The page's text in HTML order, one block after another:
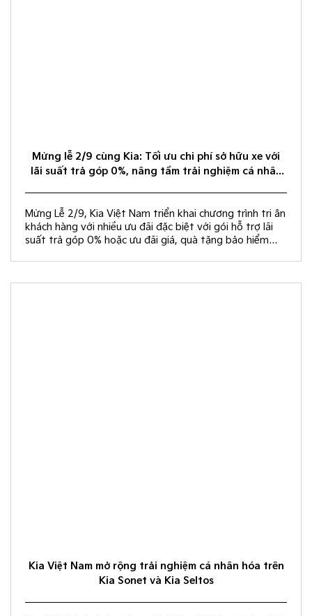
Mừng lễ 2/9 cùng Kia: Tối ưu chi phí sở hữu xe với
lãi suất trả góp 0%, nâng tầm trải nghiệm cá nhân
Mừng Lễ 2/9, Kia Việt Nam triển khai chương trình tri ân
khách hàng với nhiều ưu đãi đặc biệt với gói hỗ trợ lãi
suất trả góp 0% hoặc ưu đãi giá, quà tặng bảo hiểm
Kia Việt Nam mở rộng trải nghiệm cá nhân hóa trên
Kia Sonet và Kia Seltos